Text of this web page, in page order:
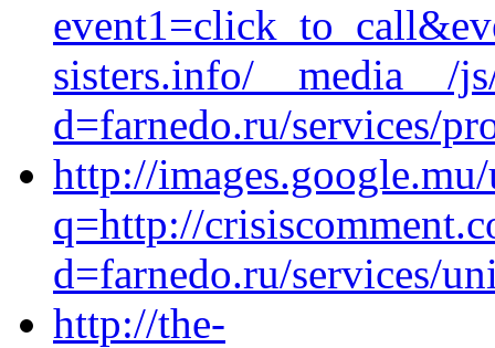
sisters.info/__media__/
d=farnedo.ru/services/
http://
q=http://
d=farnedo.ru/services/
http://the-